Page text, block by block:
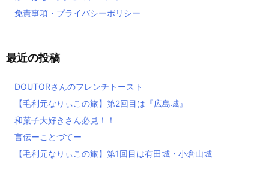
免責事項・プライバシーポリシー
最近の投稿
DOUTORさんのフレンチトースト
【毛利元なりぃこの旅】第2回目は『広島城』
和菓子大好きさん必見！！
言伝ーことづてー
【毛利元なりぃこの旅】第1回目は有田城・小倉山城